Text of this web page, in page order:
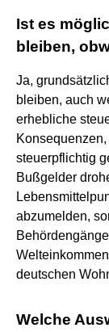
Ist es
bleiben,
Ja,
bleiben, auch
erhebliche
steuerpflichtig
Bußgelder
abzumelden,
deutschen
Welche